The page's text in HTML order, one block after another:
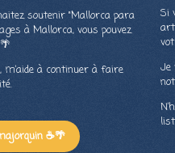
soutenir "Mallorca para
à Mallorca, vous pouvez
à continuer à faire
☕🌴
Si
Je